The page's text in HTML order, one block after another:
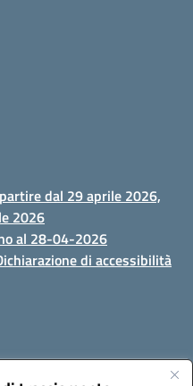
dal 29 aprile 2026,
2026
al 28-04-2026
di accessibilità